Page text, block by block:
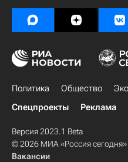
Политика Общество
Спецпроекты
Реклама
Версия 2023.1 Beta
© 2026 МИА «Россия сегодня»
Вакансии